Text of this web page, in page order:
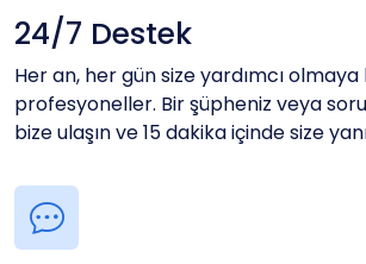
24/7 Destek
Her an, her gün size yardımcı olmaya
profesyoneller. Bir şüpheniz veya
bize ulaşın ve 15 dakika içinde size